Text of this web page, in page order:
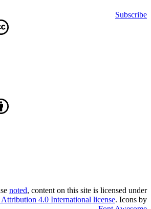
Subscribe
noted, content on this site is licensed under
4.0 International license. Icons by